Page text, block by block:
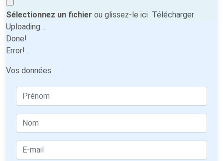
Sélectionnez un fichier ou glissez-le ici Télécharger
Uploading…
Done!
Error! .
Vos données